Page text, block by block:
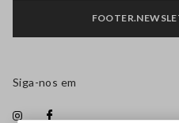
Siga-nos em